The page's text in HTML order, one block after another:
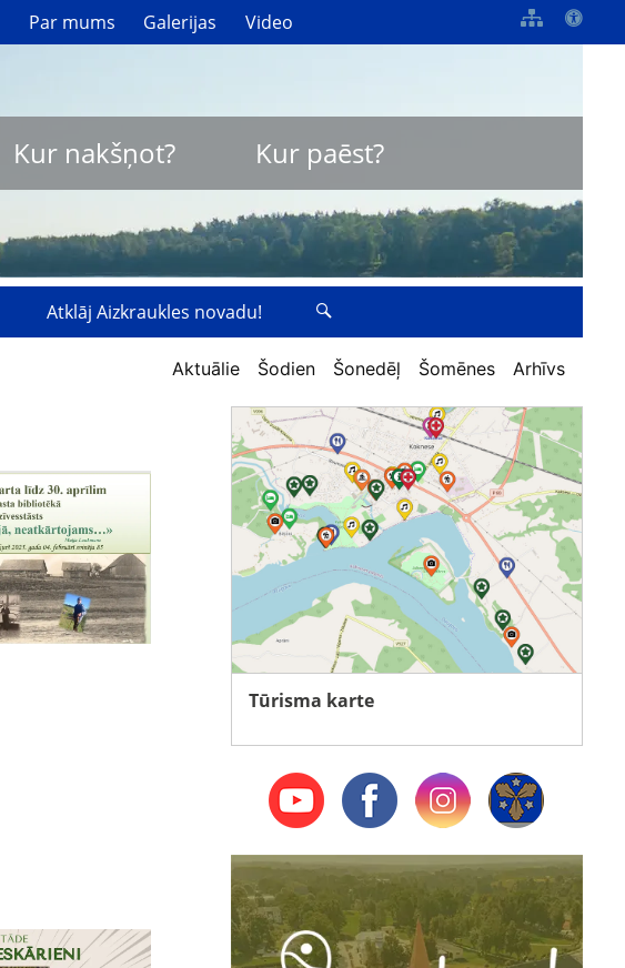
Par mums Galerijas Video
Kur nakšņot? Kur paēst?
Atklāj Aizkraukles novadu!
Aktuālie Šodien Šonedēļ Šomēnes Arhīvs
Tūrisma karte